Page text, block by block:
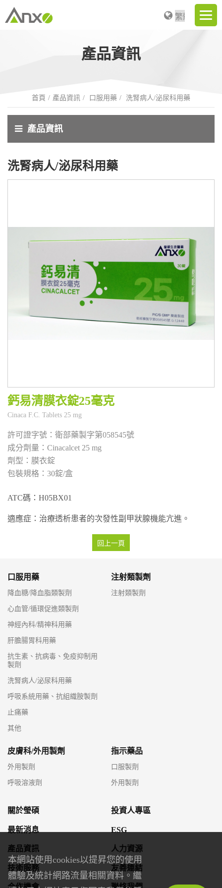
產品資訊
首頁 產品資訊 口服用藥 洗腎病人/泌尿科用藥
產品資訊
洗腎病人/泌尿科用藥
鈣易清膜衣錠25毫克
衛部藥製字第058545號
Cinacalcet 25 mg
膜衣錠
30錠/盒
ATC碼：H05BX01
適應症：治療透析患者的次發性副甲狀腺機能亢進。
回上一頁
口服用藥
降血糖/降血脂類製劑
心血管/循環促進類製劑
神經內科/精神科用藥
肝膽腸胃科用藥
抗生素、抗病毒、免疫抑制用
製劑
洗腎病人/泌尿科用藥
呼吸系統用藥、抗組織胺製劑
止痛藥
其他
注射類製劑
注射類製劑
皮膚科/外用製劑
外用製劑
呼吸溶液劑
指示藥品
口服製劑
外用製劑
關於瑩碩
最新消息
產品資訊
技術服務
投資人專區
ESG
人力資源
友善連結
本網站使用cookies以提昇您的使用
體驗及統計網路流量相關資料。繼